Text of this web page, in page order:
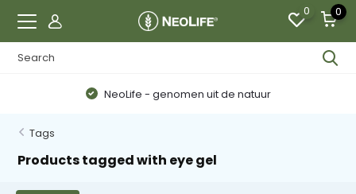
0 0
NeoLife - genomen uit de natuur
Tags
Products tagged with eye gel